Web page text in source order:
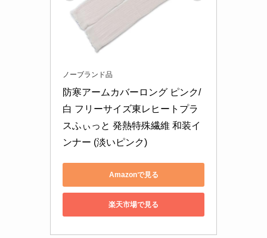
ノーブランド品
防寒アームカバーロング ピンク/
白 フリーサイズ東レヒートプラ
スふぃっと 発熱特殊繊維 和装イ
ンナー (淡いピンク)
Amazonで見る
楽天市場で見る